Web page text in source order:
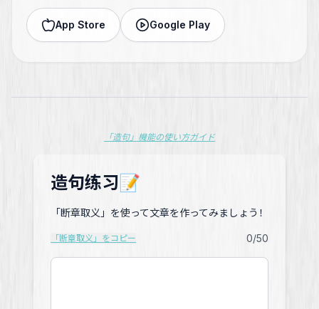
App Store Google Play
「造句」機能の使い方ガイド
造句练习📝
「断章取义」を使って文章を作ってみましょう！
「断章取义」をコピー 0/50